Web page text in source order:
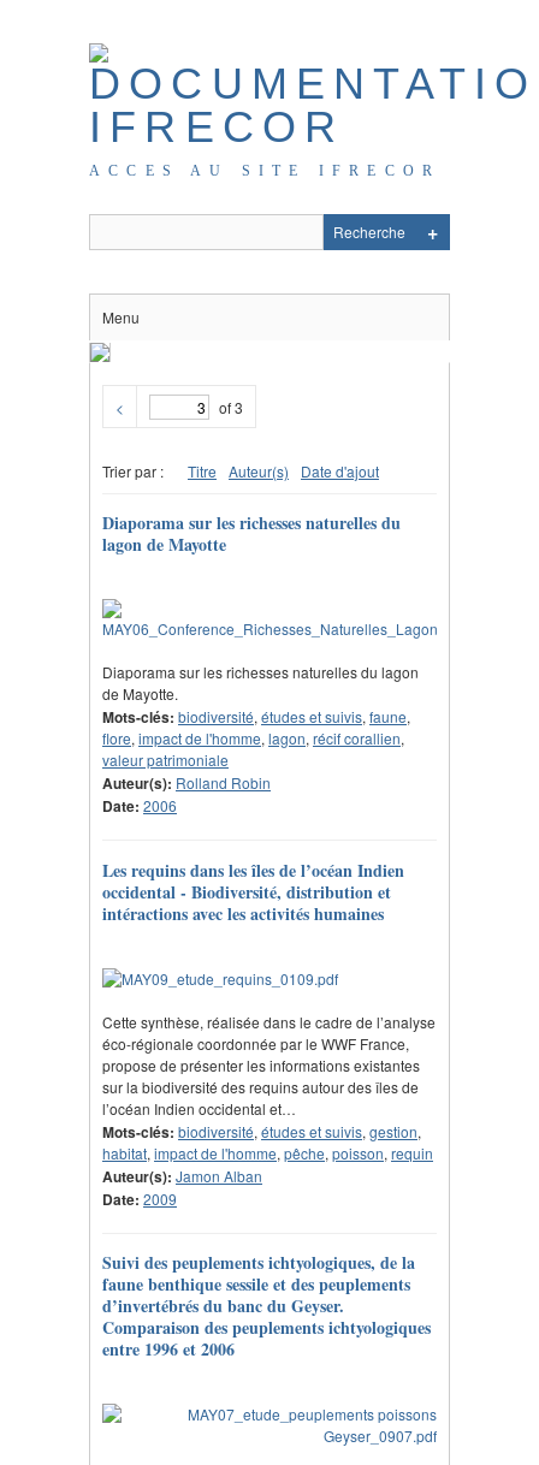
ACCES AU SITE IFRECOR
Menu
< of 3
Trier par : Titre Auteur(s) Date d'ajout
Diaporama sur les richesses naturelles du
lagon de Mayotte
Diaporama sur les richesses naturelles du lagon
de Mayotte.
Mots-clés: biodiversité, études et suivis, faune,
flore, impact de l'homme, lagon, récif corallien,
valeur patrimoniale
Auteur(s): Rolland Robin
Date: 2006
Les requins dans les îles de l’océan Indien
occidental - Biodiversité, distribution et
intéractions avec les activités humaines
Cette synthèse, réalisée dans le cadre de l’analyse
éco-régionale coordonnée par le WWF France,
propose de présenter les informations existantes
sur la biodiversité des requins autour des îles de
l’océan Indien occidental et…
Mots-clés: biodiversité, études et suivis, gestion,
habitat, impact de l'homme, pêche, poisson, requin
Auteur(s): Jamon Alban
Date: 2009
Suivi des peuplements ichtyologiques, de la
faune benthique sessile et des peuplements
d’invertébrés du banc du Geyser.
Comparaison des peuplements ichtyologiques
entre 1996 et 2006